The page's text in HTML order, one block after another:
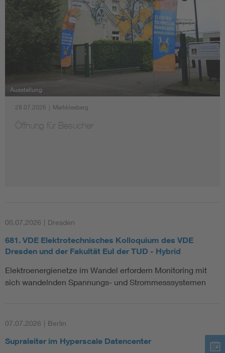
Ausstellung
28.07.2026 | Markkleeberg
Öffnung für Besucher
08.07.2026 | Dresden
681. VDE Elektrotechnisches Kolloquium des VDE
Dresden und der Fakultät EuI der TUD - Hybrid
Elektroenergienetze im Wandel erfordern Monitoring mit
sich wandelnden Spannungs- und Strommesssystemen
07.07.2026 | Berlin
Supraleiter im Hyperscale Datencenter